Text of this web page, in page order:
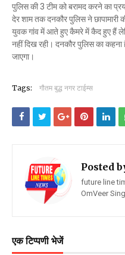
पुलिस की 3 टीम को बरामद करने का
देर शाम तक दनकौर पुलिस ने छापामारी
युवक गांव में आते हुए कैमरे में कैद हुए हैं
नहीं दिख रही। दनकौर पुलिस का कहना
जाएगा।
Tags: गौतम बुद्ध नगर टाईम्स
Posted
future line
OmVeer
एक टिप्पणी भेजें